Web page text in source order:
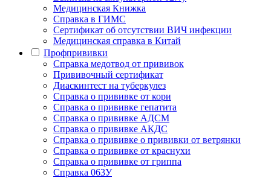
Медицинская Книжка
Справка в ГИМС
Сертификат об отсутствии ВИЧ инфекции
Медицинская справка в Китай
Профпрививки
Справка медотвод от прививок
Прививочный сертификат
Диаскинтест на туберкулез
Cправка о прививке от кори
Cправка о прививке гепатита
Справка о прививке АДСМ
Справка о прививке АКДС
Справка о прививке о прививки от ветрянки
Справка о прививке от краснухи
Справка о прививке от гриппа
Справка 063У